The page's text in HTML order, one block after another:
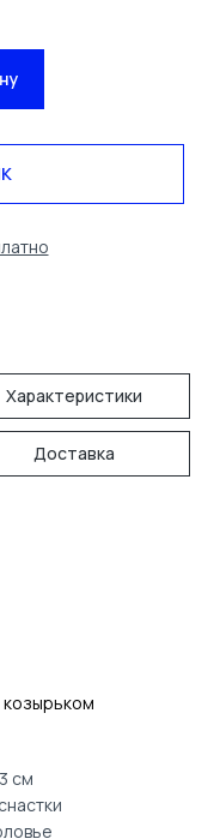
Характеристики
Доставка
см